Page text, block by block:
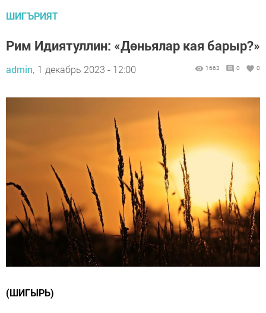
ШИГЪРИЯТ
Рим Идиятуллин: «Дөньялар кая барыр?»
admin, 1 декабрь 2023 - 12:00 1663 0 0
(ШИГЫРЬ)